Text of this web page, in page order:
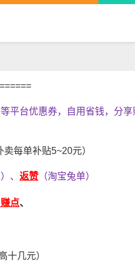
平台优惠券，自用省钱，分
每单补贴5~20元）
、 返赞 （淘宝兔单）
点、
十几元）